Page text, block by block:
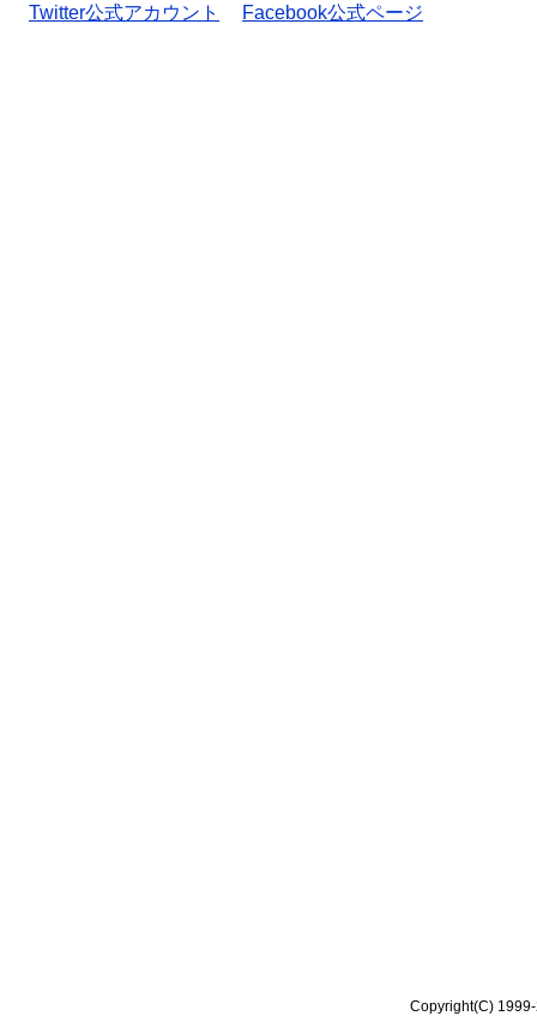
Twitter公式アカウント
Facebook公式ページ
Copyright(C)